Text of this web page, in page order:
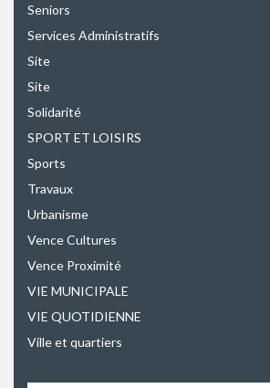
Seniors
Services Administratifs
Site
Site
Solidarité
SPORT ET LOISIRS
Sports
Travaux
Urbanisme
Vence Cultures
Vence Proximité
VIE MUNICIPALE
VIE QUOTIDIENNE
Ville et quartiers